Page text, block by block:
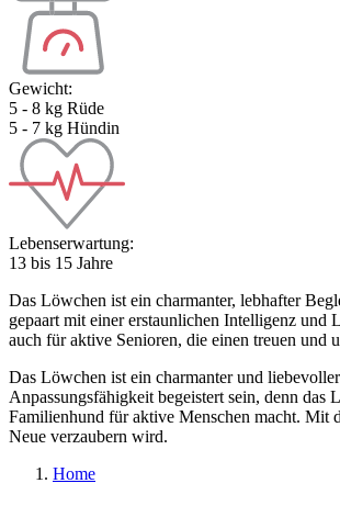
Gewicht:
5 - 8 kg Rüde
5 - 7 kg Hündin
Lebenserwartung:
13 bis 15 Jahre
Das Löwchen ist ein charmanter, lebhafter
gepaart mit einer erstaunlichen Intelligenz und
auch für aktive Senioren, die einen treuen und
Das Löwchen ist ein charmanter und
Anpassungsfähigkeit begeistert sein, denn das
Familienhund für aktive Menschen macht. Mit
Neue verzaubern wird.
Home